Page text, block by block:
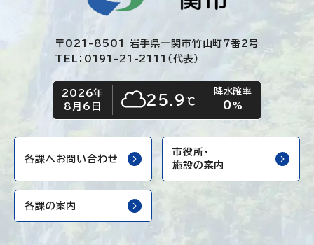
〒021-8501 岩手県一関市竹山町7番2号
TEL：0191-21-2111（代表）
今日の日付
2026年
8月6日
今日の天気
くもり25.9℃
降水確率
0%
各課へお問い合わせ
市役所・
施設の案内
各課の案内